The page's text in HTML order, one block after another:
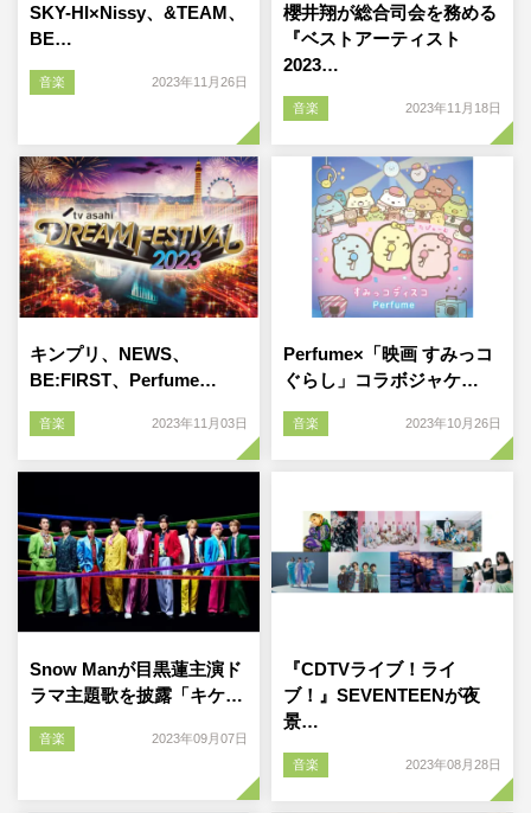
SKY-HI×Nissy、&TEAM、
BE…
音楽 2023年11月26日
櫻井翔が総合司会を務める
『ベストアーティスト
2023…
音楽 2023年11月18日
キンプリ、NEWS、
BE:FIRST、Perfume…
音楽 2023年11月03日
Perfume×「映画 すみっコ
ぐらし」コラボジャケ…
音楽 2023年10月26日
Snow Manが目黒蓮主演ド
ラマ主題歌を披露「キケ…
音楽 2023年09月07日
『CDTVライブ！ライ
ブ！』SEVENTEENが夜
景…
音楽 2023年08月28日